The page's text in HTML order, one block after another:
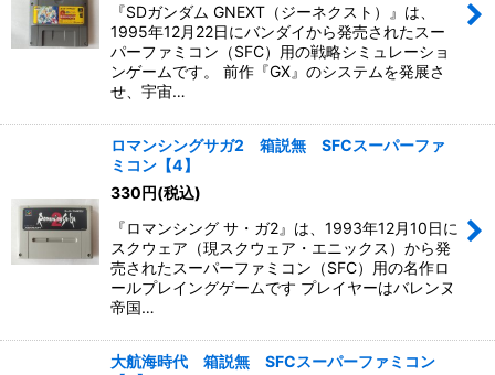
『SDガンダム GNEXT（ジーネクスト）』は、
1995年12月22日にバンダイから発売されたスー
パーファミコン（SFC）用の戦略シミュレーショ
ンゲームです。 前作『GX』のシステムを発展さ
せ、宇宙…
ロマンシングサガ2 箱説無 SFCスーパーファ
ミコン【4】
330円(税込)
『ロマンシング サ・ガ2』は、1993年12月10日に
スクウェア（現スクウェア・エニックス）から発
売されたスーパーファミコン（SFC）用の名作ロ
ールプレイングゲームです プレイヤーはバレンヌ
帝国…
大航海時代 箱説無 SFCスーパーファミコン